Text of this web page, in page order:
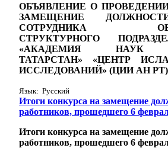
ОБЪЯВЛЕНИЕ О
ЗАМЕЩЕНИЕ
СОТРУДНИКА
СТРУКТУРНОГО
«АКАДЕМИЯ НАУК
ТАТАРСТАН» «ЦЕНТР
ИССЛЕДОВАНИЙ» (ЦИИ АН РТ)
Язык: Русский
Итоги конкурса на замещение
работников, прошедшего 6
Итоги конкурса на замещение
работников, прошедшего 6